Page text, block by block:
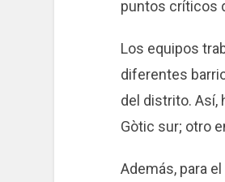
puntos críticos
Los equipos
diferentes
del distrito. Así,
Gòtic sur; otro
Además, para